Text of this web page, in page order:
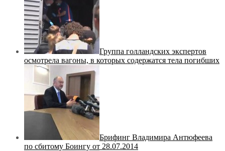
Группа голландских экспертов
осмотрела вагоны, в которых содержатся тела погибших
Брифинг Владимира Антюфеева
по сбитому Боингу от 28.07.2014